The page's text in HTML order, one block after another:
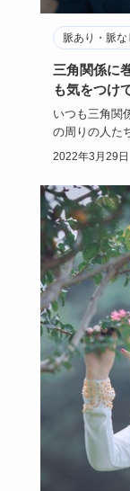
脈あり・脈な
三角関係に
も気をつけ
いつも三角関
の周りの人た
徴があります
2022年3月29日